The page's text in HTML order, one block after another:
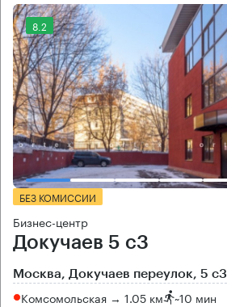
8.2
БЕЗ КОМИССИИ
Бизнес-центр
Докучаев 5 с3
Москва, Докучаев переулок, 5 с3
Комсомольская → 1.05 км ~10 мин